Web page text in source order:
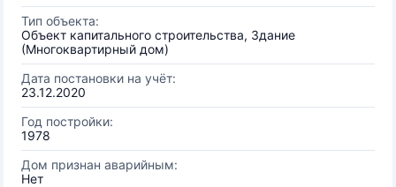
Тип объекта:
Объект капитального строительства, Здание
(Многоквартирный дом)
Дата постановки на учёт:
23.12.2020
Год постройки:
1978
Дом признан аварийным:
Нет